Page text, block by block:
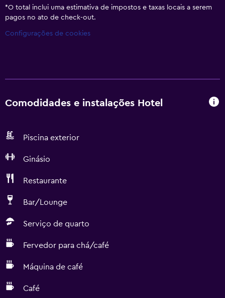
*O total inclui uma estimativa de impostos e taxas locais a serem
pagos no ato de check-out.
Configurações de cookies
Comodidades e instalações Hotel
Piscina exterior
Ginásio
Restaurante
Bar/Lounge
Serviço de quarto
Fervedor para chá/café
Máquina de café
Café